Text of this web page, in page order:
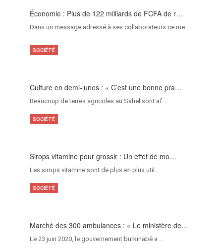
Économie : Plus de 122 milliards de FCFA de r…
Dans un message adressé à ses collaborateurs ce me…
Culture en demi-lunes : « C’est une bonne pra…
Beaucoup de terres agricoles au Sahel sont af…
SOCIÉTÉ
Sirops vitamine pour grossir : Un effet de mo…
Les sirops vitamine sont de plus en plus util…
SOCIÉTÉ
Marché des 300 ambulances : « Le ministère de…
Le 23 juin 2020, le gouvernement burkinabè a …
SOCIÉTÉ